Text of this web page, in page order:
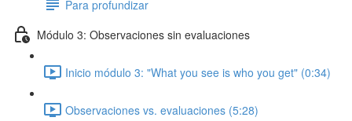
Para profundizar
Módulo 3: Observaciones sin evaluaciones
Inicio módulo 3: "What you see is who you get" (0:34)
Observaciones vs. evaluaciones (5:28)